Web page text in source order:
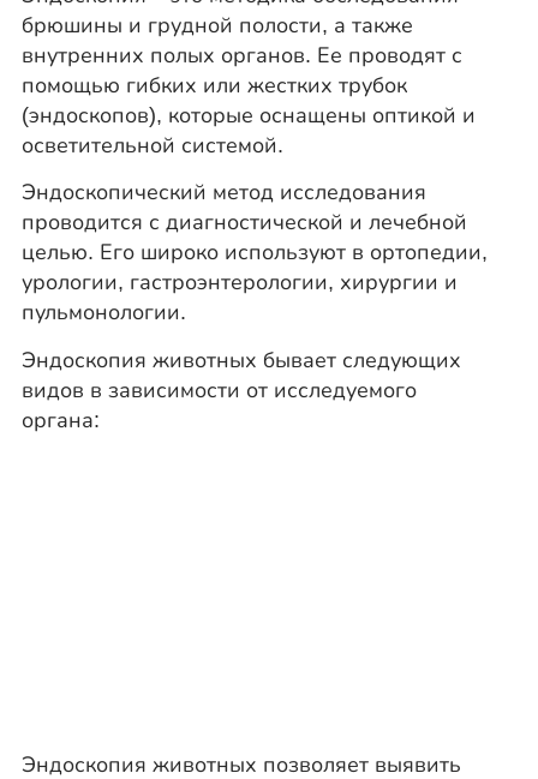
брюшины и грудной полости, а также
внутренних полых органов. Ее проводят с
помощью гибких или жестких трубок
(эндоскопов), которые оснащены оптикой и
осветительной системой.
Эндоскопический метод исследования
проводится с диагностической и лечебной
целью. Его широко используют в ортопедии,
урологии, гастроэнтерологии, хирургии и
пульмонологии.
Эндоскопия животных бывает следующих
видов в зависимости от исследуемого
органа:
Эндоскопия животных позволяет выявить